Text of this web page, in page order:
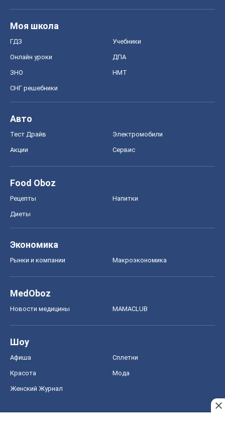
Моя школа
ГДЗ Учебники
Онлайн уроки ДПА
ЗНО НМТ
СНГ решебники
Авто
Тест Драйв Электромобили
Акции Сервис
Food Oboz
Рецепты Напитки
Диеты
Экономика
Рынки и компании Mакроэкономика
MedOboz
Новости медицины MAMACLUB
Шоу
Афиша Сплетни
Красота Мода
Женский Журнал